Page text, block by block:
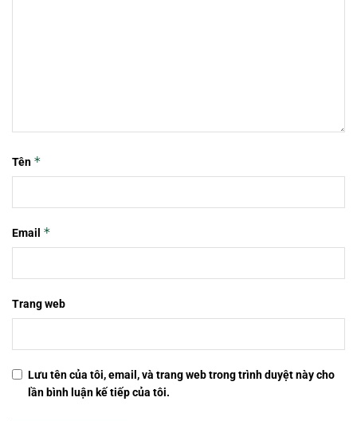
Tên *
Email *
Trang web
Lưu tên của tôi, email, và trang web trong trình duyệt này cho
lần bình luận kế tiếp của tôi.